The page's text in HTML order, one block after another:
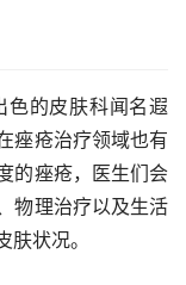
色的皮肤科闻名遐
痤疮治疗领域也有
的痤疮，医生们会
物理治疗以及生活
状况。